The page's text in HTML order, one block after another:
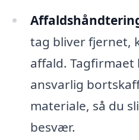
tag bliver fjernet,
affald. Tagfirmaet
ansvarlig
materiale, så du
besvær.